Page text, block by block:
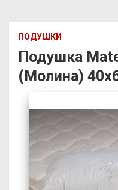
ПОДУШКИ
Подушка
(Молина)